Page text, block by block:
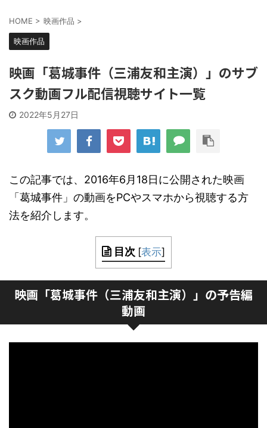
HOME > 映画作品 >
映画作品
映画「葛城事件（三浦友和主演）」のサブ
スク動画フル配信視聴サイト一覧
2022年5月27日
この記事では、2016年6月18日に公開された映画
「葛城事件」の動画をPCやスマホから視聴する方
法を紹介します。
目次 [表示]
映画「葛城事件（三浦友和主演）」の予告編
動画